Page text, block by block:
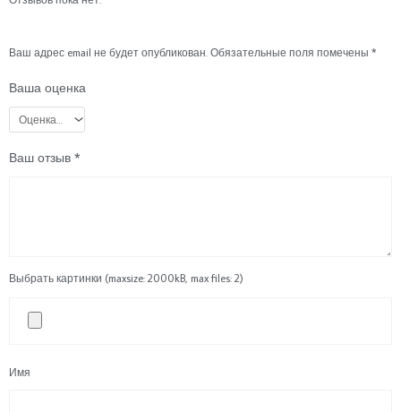
Ваш адрес email не будет опубликован. Обязательные поля помечены *
Ваша оценка
Ваш отзыв *
Выбрать картинки (maxsize: 2000kB, max files: 2)
Имя